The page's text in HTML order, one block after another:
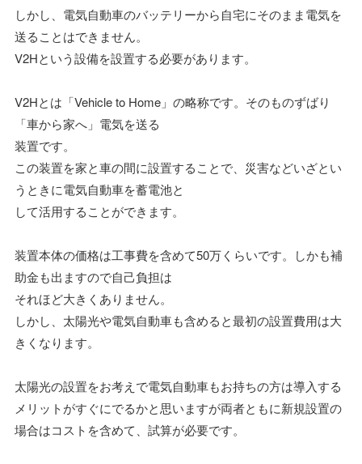
しかし、電気自動車のバッテリーから自宅にそのまま電気を
送ることはできません。
V2Hという設備を設置する必要があります。
V2Hとは「Vehicle to Home」の略称です。そのものずばり
「車から家へ」電気を送る
装置です。
この装置を家と車の間に設置することで、災害などいざとい
うときに電気自動車を蓄電池と
して活用することができます。
装置本体の価格は工事費を含めて50万くらいです。しかも補
助金も出ますので自己負担は
それほど大きくありません。
しかし、太陽光や電気自動車も含めると最初の設置費用は大
きくなります。
太陽光の設置をお考えで電気自動車もお持ちの方は導入する
メリットがすぐにでるかと思いますが両者ともに新規設置の
場合はコストを含めて、試算が必要です。